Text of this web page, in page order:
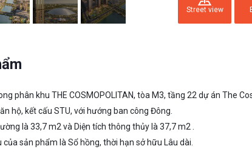
Street view
phân khu THE COSMOPOLITAN, tòa M3, tầng 22 dự án The
hộ, kết cấu STU, với hướng ban công Đông.
là 33,7 m2 và Diện tích thông thủy là 37,7 m2 .
sản phẩm là Sổ hồng, thời hạn sở hữu Lâu dài.